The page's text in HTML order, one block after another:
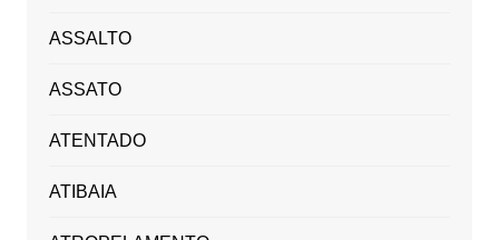
ASSALTO
ASSATO
ATENTADO
ATIBAIA